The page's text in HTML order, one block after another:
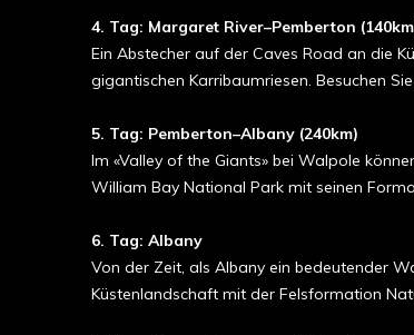
4. Tag: Margaret River–Pemberton
Ein Abstecher auf der Caves Road an die
gigantischen Karribaumriesen. Besuchen
5. Tag: Pemberton–Albany (240km)
Im «Valley of the Giants» bei Walpole
William Bay National Park mit seinen
6. Tag: Albany
Von der Zeit, als Albany ein bedeutender
Küstenlandschaft mit der Felsformation